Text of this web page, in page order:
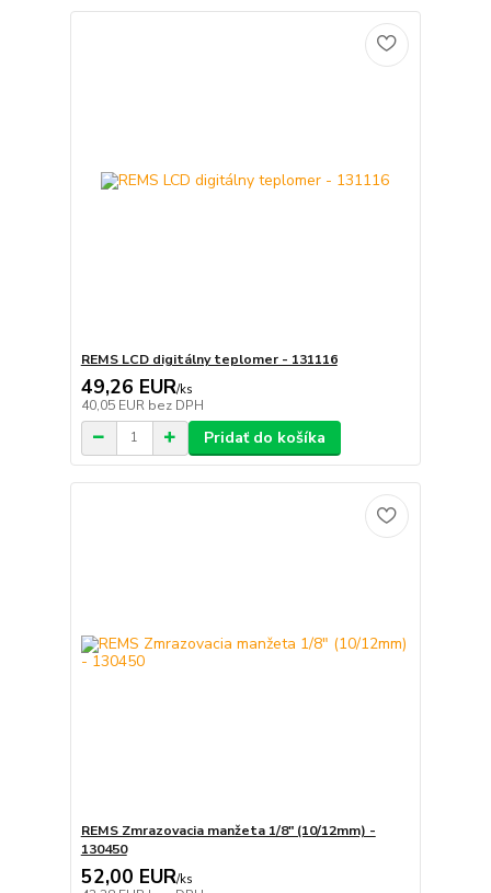
REMS LCD digitálny teplomer - 131116
49,26 EUR/ks
40,05 EUR bez DPH
Pridať do košíka
REMS Zmrazovacia manžeta 1/8" (10/12mm) -
130450
52,00 EUR/ks